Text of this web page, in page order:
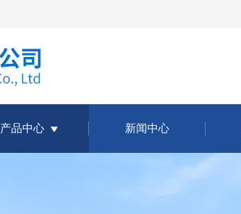
产品中心 新闻中心